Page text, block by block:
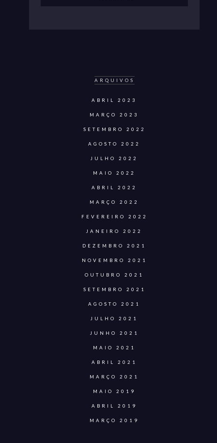
ARQUIVOS
ABRIL 2023
MARÇO 2023
SETEMBRO 2022
AGOSTO 2022
JULHO 2022
MAIO 2022
ABRIL 2022
MARÇO 2022
FEVEREIRO 2022
JANEIRO 2022
DEZEMBRO 2021
NOVEMBRO 2021
OUTUBRO 2021
SETEMBRO 2021
AGOSTO 2021
JULHO 2021
JUNHO 2021
MAIO 2021
ABRIL 2021
MARÇO 2021
MAIO 2019
ABRIL 2019
MARÇO 2019